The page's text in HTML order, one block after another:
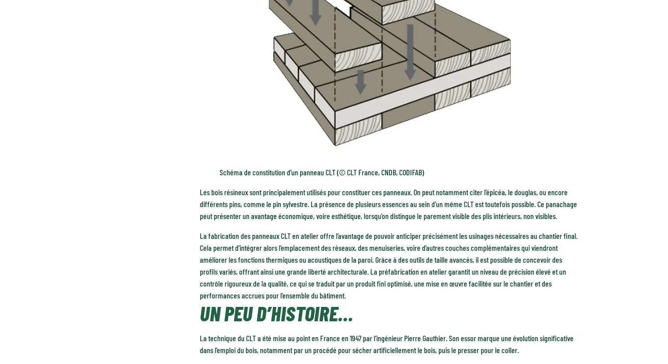
Schéma de constitution d’un panneau CLT (© CLT France, CNDB, CODIFAB)
Les bois résineux sont principalement utilisés pour constituer ces panneaux. On peut notamment citer l’épicéa, le douglas, ou encore
différents pins, comme le pin sylvestre. La présence de plusieurs essences au sein d’un même CLT est toutefois possible. Ce panachage
peut présenter un avantage économique, voire esthétique, lorsqu’on distingue le parement visible des plis intérieurs, non visibles.
La fabrication des panneaux CLT en atelier offre l’avantage de pouvoir anticiper précisément les usinages nécessaires au chantier final.
Cela permet d’intégrer alors l’emplacement des réseaux, des menuiseries, voire d’autres couches complémentaires qui viendront
améliorer les fonctions thermiques ou acoustiques de la paroi. Grâce à des outils de taille avancés, il est possible de concevoir des
profils variés, offrant ainsi une grande liberté architecturale. La préfabrication en atelier garantit un niveau de précision élevé et un
contrôle rigoureux de la qualité, ce qui se traduit par un produit fini optimisé, une mise en œuvre facilitée sur le chantier et des
performances accrues pour l’ensemble du bâtiment.
UN PEU D’HISTOIRE…
La technique du CLT a été mise au point en France en 1947 par l’ingénieur Pierre Gauthier. Son essor marque une évolution significative
dans l’emploi du bois, notamment par un procédé pour sécher artificiellement le bois, puis le presser pour le coller.